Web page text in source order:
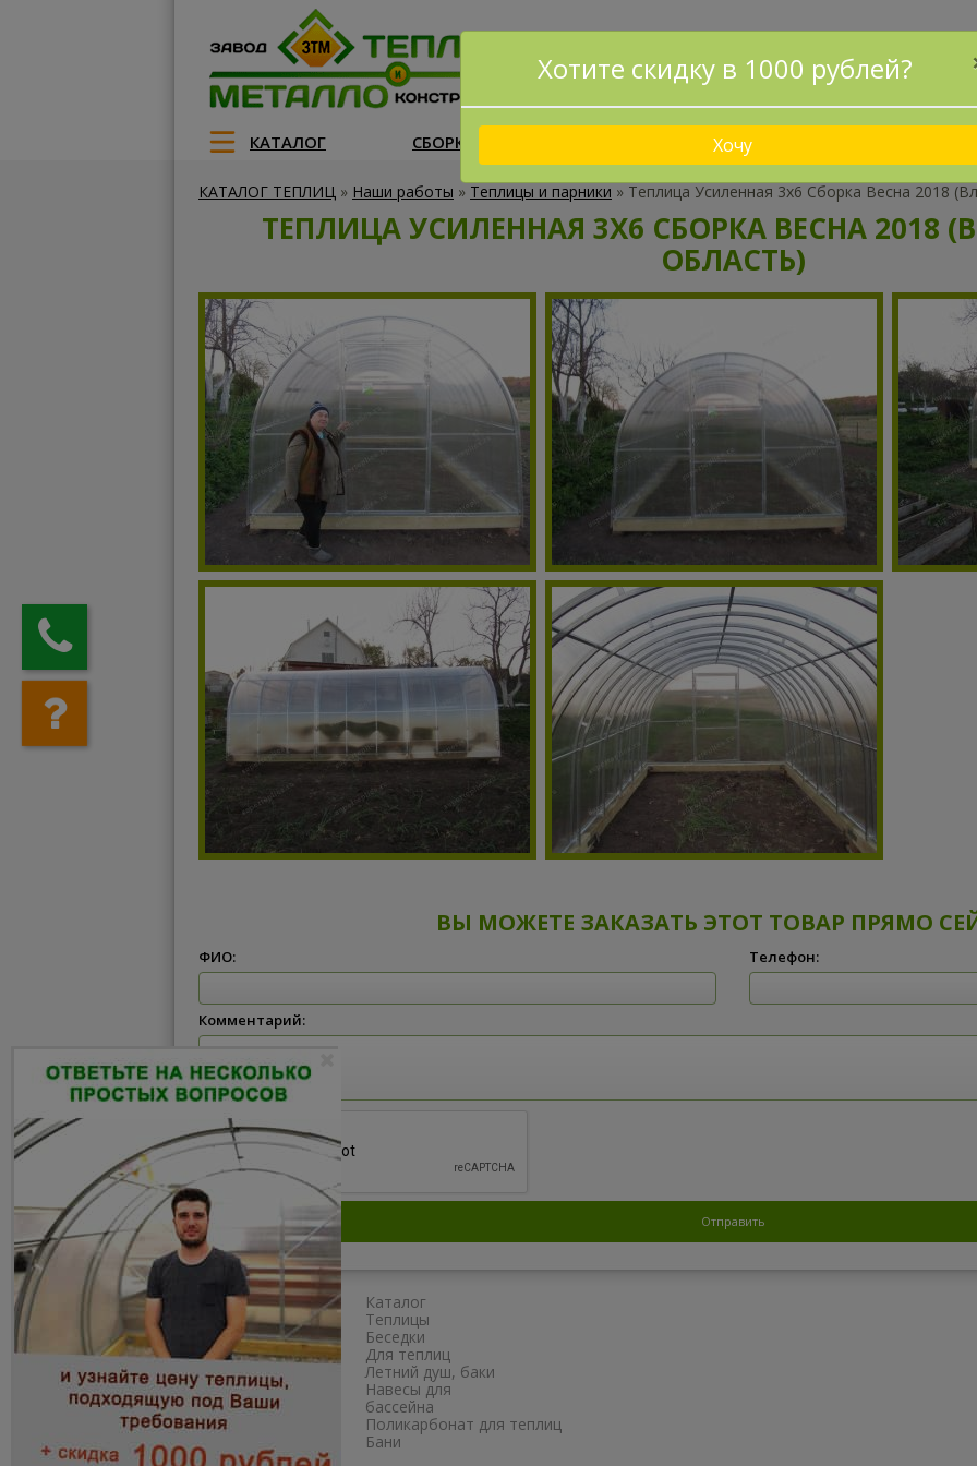
ДОСТАВИМ И УСТАНОВИМ ЗА 1 ДЕНЬ!
КАТАЛОГ СБОРКА КАК ЗАКАЗАТЬ?
КАТАЛОГ ТЕПЛИЦ » Наши работы » Теплицы и парники » Теплица Усиленная 3х6 Сборка Весна 2018
ТЕПЛИЦА УСИЛЕННАЯ 3Х6 СБОРКА ВЕСНА 2018
ОБЛАСТЬ)
ВЫ МОЖЕТЕ ЗАКАЗАТЬ ЭТОТ ТОВАР ПРЯМО
ФИО: Телефон:
Комментарий:
Главная
Сборка
Доставка
Как заказать?
Схема проезда
Наши работы
Полезное
Отзывы
Каталог
Теплицы
Беседки
Для теплиц
Летний душ, баки
Навесы для
бассейна
Поликарбонат для теплиц
Бани
Хотите скидку в 1000 рублей?
Хочу